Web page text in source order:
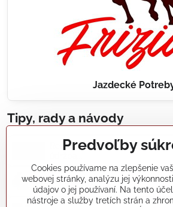
Jazdecké
Tipy, rady a návody
Realizácie záhradných jazierok, bazénov, fontán,
Články a blogy
Predvoľby
Cookies používame na zlepšenie
webovej stránky, analýzu jej
údajov o jej používaní. Na tento
nástroje a služby tretích strán a